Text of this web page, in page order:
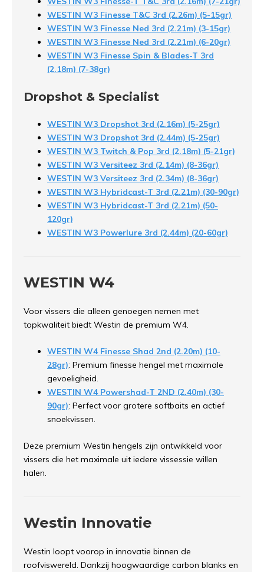
WESTIN W3 Finesse T&C 3rd (2.26m) (5-15gr)
WESTIN W3 Finesse Ned 3rd (2.21m) (3-15gr)
WESTIN W3 Finesse Ned 3rd (2.21m) (6-20gr)
WESTIN W3 Finesse Spin & Blades-T 3rd
(2.18m) (7-38gr)
Dropshot & Specialist
WESTIN W3 Dropshot 3rd (2.16m) (5-25gr)
WESTIN W3 Dropshot 3rd (2.44m) (5-25gr)
WESTIN W3 Twitch & Pop 3rd (2.18m) (5-21gr)
WESTIN W3 Versiteez 3rd (2.14m) (8-36gr)
WESTIN W3 Versiteez 3rd (2.34m) (8-36gr)
WESTIN W3 Hybridcast-T 3rd (2.21m) (30-90gr)
WESTIN W3 Hybridcast-T 3rd (2.21m) (50-
120gr)
WESTIN W3 Powerlure 3rd (2.44m) (20-60gr)
WESTIN W4
Voor vissers die alleen genoegen nemen met
topkwaliteit biedt Westin de premium W4.
WESTIN W4 Finesse Shad 2nd (2.20m) (10-
28gr): Premium finesse hengel met maximale
gevoeligheid.
WESTIN W4 Powershad-T 2ND (2.40m) (30-
90gr): Perfect voor grotere softbaits en actief
snoekvissen.
Deze premium Westin hengels zijn ontwikkeld voor
vissers die het maximale uit iedere vissessie willen
halen.
Westin Innovatie
Westin loopt voorop in innovatie binnen de
roofviswereld. Dankzij hoogwaardige carbon blanks en